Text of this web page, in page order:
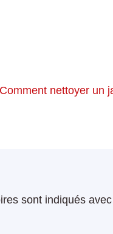
Comment nettoyer un
sont indiqués avec